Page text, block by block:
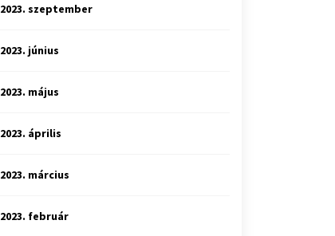
2023. szeptember
2023. június
2023. május
2023. április
2023. március
2023. február